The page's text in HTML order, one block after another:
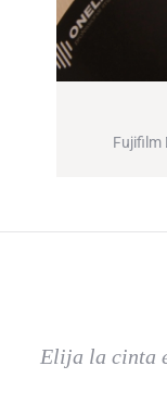
Fujifilm
Elija la cinta